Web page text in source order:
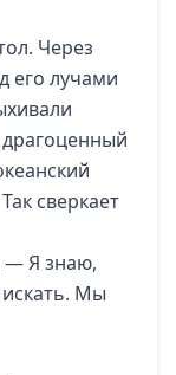
Через
его лучами
сверкает
— Я знаю,
Мы